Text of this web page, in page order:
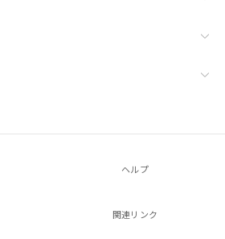
ヘルプ
関連リンク